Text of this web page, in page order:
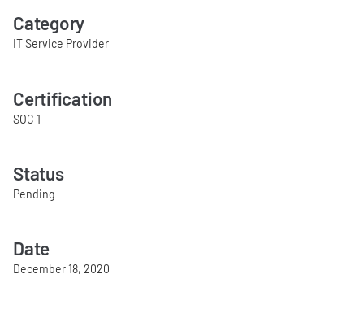
Category
IT Service Provider
Certification
SOC 1
Status
Pending
Date
December 18, 2020